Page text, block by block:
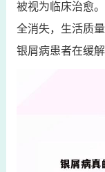
被视为临床治愈
全消失，生活质
银屑病患者在缓